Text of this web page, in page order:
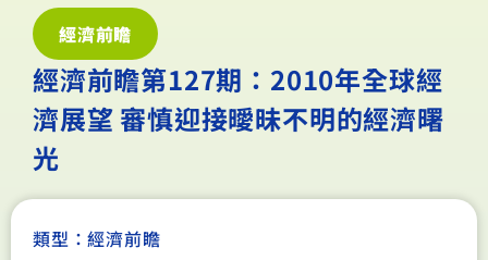
經濟前瞻
經濟前瞻第127期：2010年全球經
濟展望 審慎迎接曖昧不明的經濟曙
光
類型：經濟前瞻